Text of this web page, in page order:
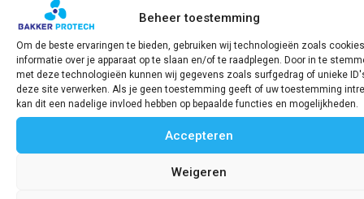
Beheer toestemming
Om de beste ervaringen te bieden, gebruiken wij technologieën zoals
informatie over je apparaat op te slaan en/of te raadplegen. Door in te
met deze technologieën kunnen wij gegevens zoals surfgedrag of unieke
deze site verwerken. Als je geen toestemming geeft of uw toestemming
kan dit een nadelige invloed hebben op bepaalde functies en mogelijkheden.
Accepteren
Weigeren
FNM Expansiedop 12mm
€ 1,46 incl. BTW
Bekijk product